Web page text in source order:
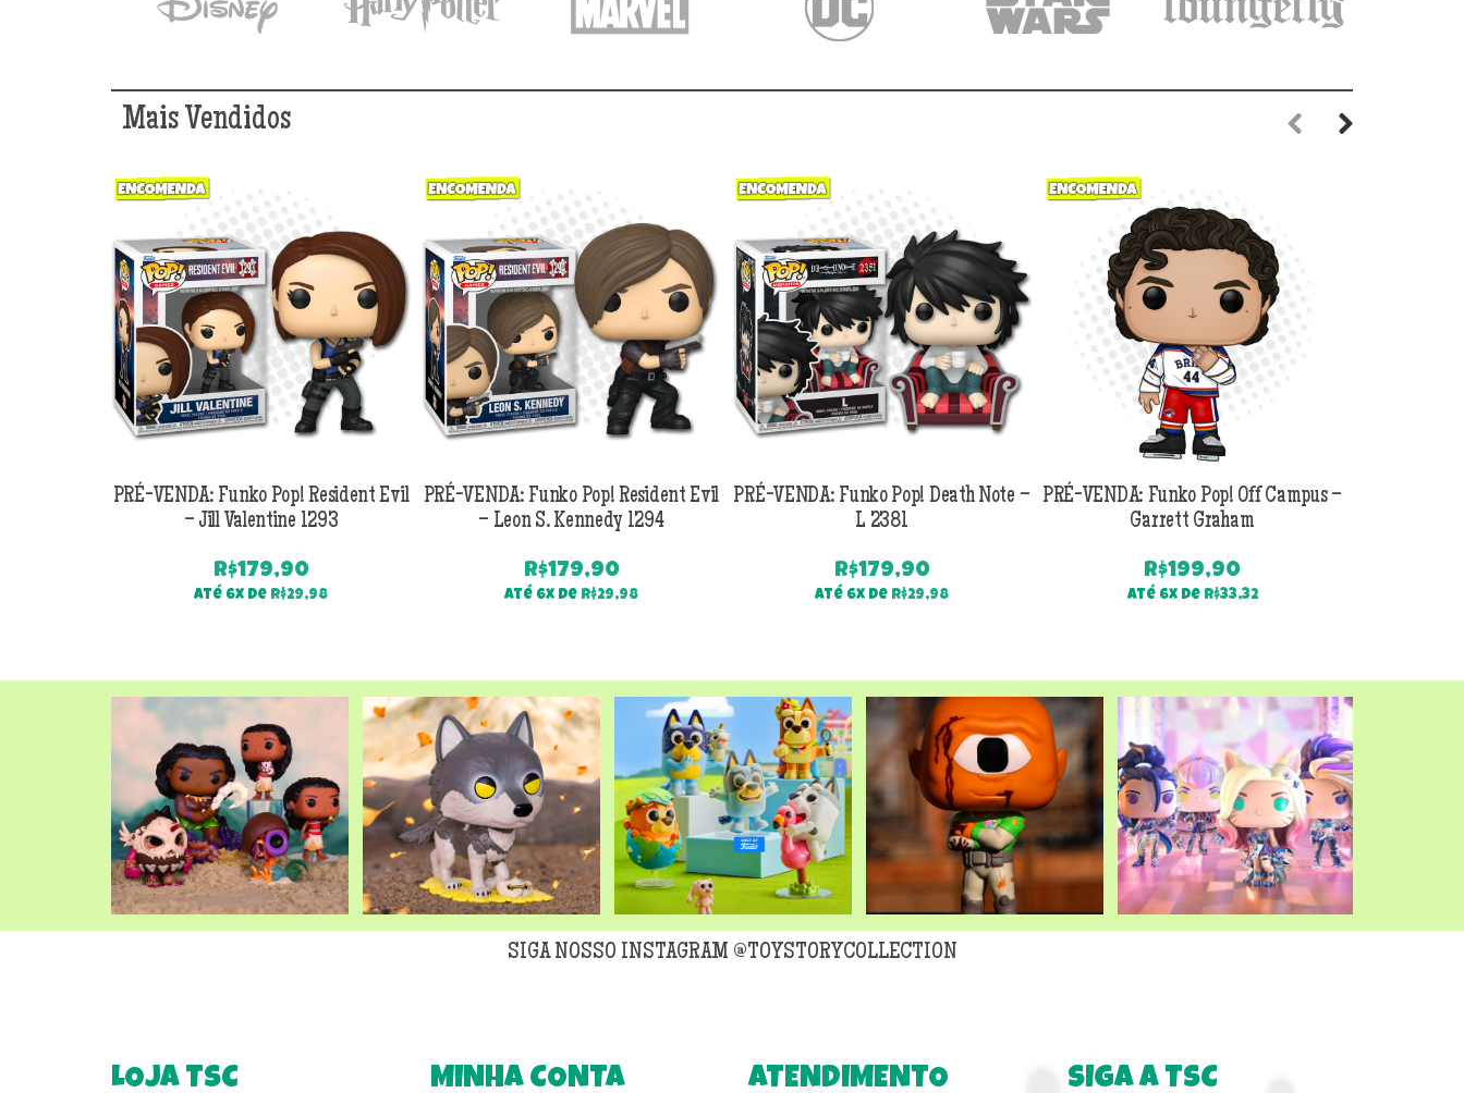
Mais Vendidos
PRÉ-VENDA: Funko Pop! Resident Evil
– Jill Valentine 1293
R$179,90
Até 6x de R$29,98
PRÉ-VENDA: Funko Pop! Resident Evil
– Leon S. Kennedy 1294
R$179,90
Até 6x de R$29,98
PRÉ-VENDA: Funko Pop! Death Note –
L 2381
R$179,90
Até 6x de R$29,98
PRÉ-VENDA: Funko Pop! Off Campus –
Garrett Graham
R$199,90
Até 6x de R$33,32
SIGA NOSSO INSTAGRAM @TOYSTORYCOLLECTION
LOJA TSC MINHA CONTA ATENDIMENTO SIGA A TSC